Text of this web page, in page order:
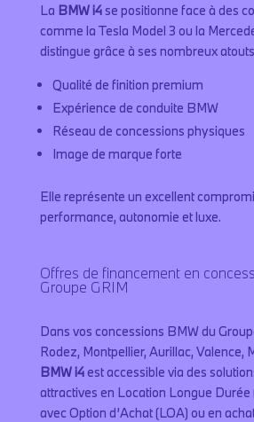
La BMW i4se positionne face à des
comme la Tesla Model 3 ou la
distingue grâce à ses nombreux
Qualité de finition premium
Expérience de conduite BMW
Réseau de concessions physiques
Image de marque forte
Elle représente un excellent
performance, autonomie et luxe.
Offres de financement en
Groupe GRIM
Dans vos concessions BMW du
Rodez, Montpellier, Aurillac, Valence,
BMW i4est accessible via des
attractives en Location Longue
avec Option d’Achat (LOA) ou en